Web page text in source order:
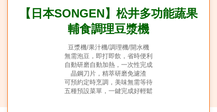
【日本SONGEN】松井多功能蔬果
輔食調理豆漿機
豆漿機/果汁機/調理機/開水機
無需泡豆，即打即飲，省時便利
自動研磨自動加熱，一次性完成
晶鋼刀片，精萃研磨免濾渣
可預約定時烹調，美味無需等待
五種預設菜單，一鍵完成好輕鬆